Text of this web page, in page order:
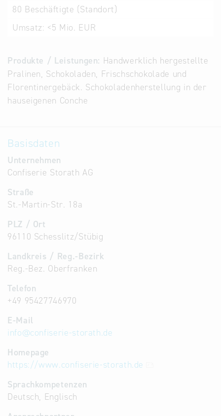
Datenbanken
aus
Österreich
80 Beschäftigte (Standort)
Umsatz: <5 Mio. EUR
Produkte / Leistungen: Handwerklich hergestellte
Pralinen, Schokoladen, Frischschokolade und
Florentinergebäck. Schokoladenherstellung in der
hauseigenen Conche
Basisdaten
Unternehmen
Confiserie Storath AG
Straße
St.-Martin-Str. 18a
PLZ / Ort
96110 Schesslitz/Stübig
Landkreis / Reg.-Bezirk
Reg.-Bez. Oberfranken
Telefon
+49 95427746970
E-Mail
info@confiserie-storath.de
Homepage
https://www.confiserie-storath.de
Sprachkompetenzen
Deutsch, Englisch